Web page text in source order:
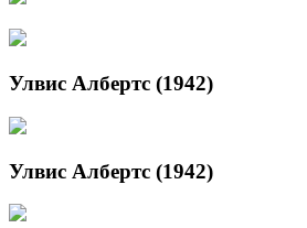
Улвис Албертс (1942)
Улвис Албертс (1942)